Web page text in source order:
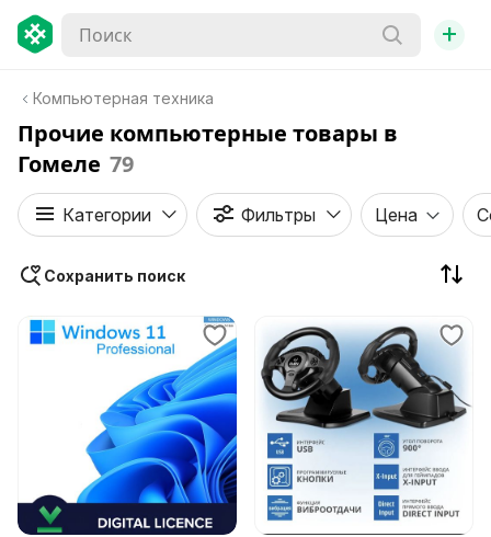
+
Компьютерная техника
Прочие компьютерные товары в
Гомеле 79
Категории Фильтры Цена
Сохранить поиск